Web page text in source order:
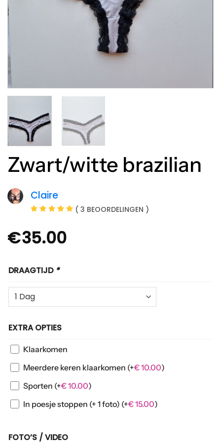
Zwart/witte brazilian
Claire
( 3 BEOORDELINGEN )
€35.00
DRAAGTIJD *
EXTRA OPTIES
Klaarkomen
Meerdere keren klaarkomen (+€10.00)
Sporten (+€10.00)
In poesje stoppen (+ 1 foto) (+€15.00)
FOTO’S / VIDEO